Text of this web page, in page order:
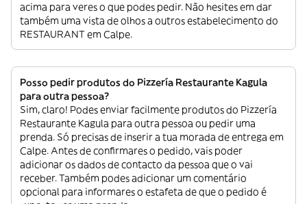
acima para veres o que podes pedir. Não hesites em dar
também uma vista de olhos a outros estabelecimento do
RESTAURANT em Calpe.
Posso pedir produtos do Pizzería Restaurante Kagula
para outra pessoa?
Sim, claro! Podes enviar facilmente produtos do Pizzería
Restaurante Kagula para outra pessoa ou pedir uma
prenda. Só precisas de inserir a tua morada de entrega em
Calpe. Antes de confirmares o pedido, vais poder
adicionar os dados de contacto da pessoa que o vai
receber. Também podes adicionar um comentário
opcional para informares o estafeta de que o pedido é